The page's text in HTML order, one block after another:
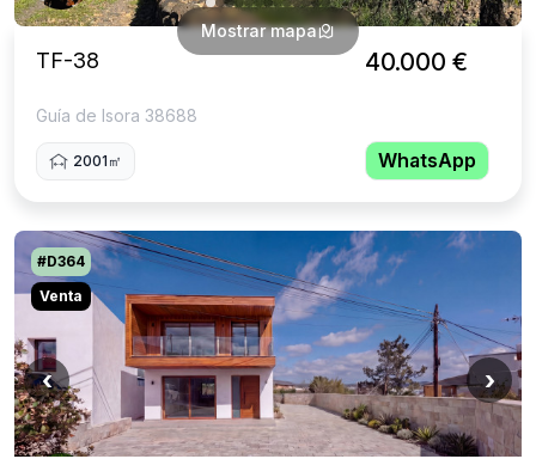
Mostrar mapa
TF-38
Guía de Isora 38688
2001㎡
40.000 €
WhatsApp
‹ ›
#D364
Venta